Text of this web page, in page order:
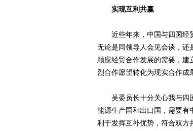
实现互利共赢
近些年来，中国与四国经贸
无论是同领导人会见会谈，还
顺应经贸合作发展的需要，
烈合作愿望转化为现实合作成
吴委员长十分关心我与四国
能源生产国和出口国，需要有
利于发挥互补优势，符合双方